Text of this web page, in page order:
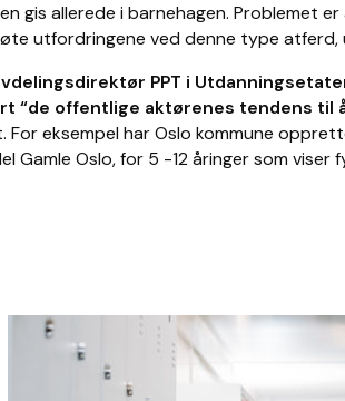
gis allerede i barnehagen. Problemet
utfordringene ved denne type
PPT i
“de offentlige aktørenes tendens til
eksempel har Oslo kommune
Gamle Oslo, for 5 -12 åringer som